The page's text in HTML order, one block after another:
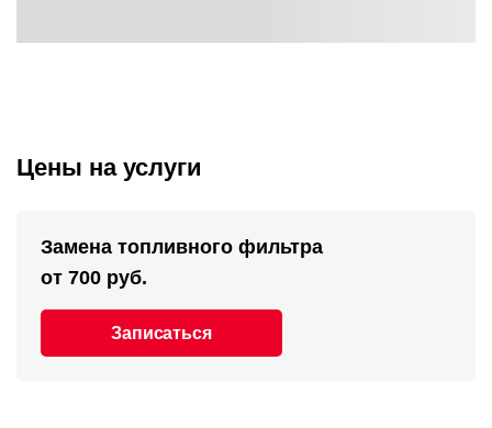
Цены на услуги
Замена топливного фильтра
от 700 руб.
Записаться